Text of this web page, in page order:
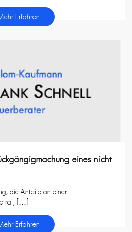
Erfahren
eines nicht
die Anteile an einer
[…]
Erfahren